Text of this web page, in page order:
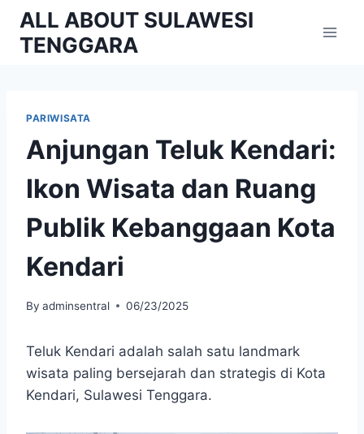
Skip
content
ALL ABOUT SULAWESI
TENGGARA
PARIWISATA
Anjungan Teluk Kendari:
Ikon Wisata dan Ruang
Publik Kebanggaan Kota
Kendari
By adminsentral 06/23/2025
Teluk Kendari adalah salah satu landmark
wisata paling bersejarah dan strategis di Kota
Kendari, Sulawesi Tenggara.